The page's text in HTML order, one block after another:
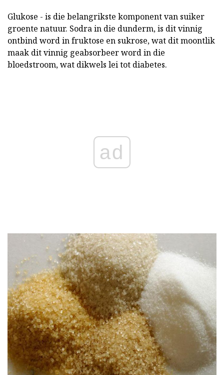
Glukose - is die belangrikste komponent van suiker
groente natuur. Sodra in die dunderm, is dit vinnig
ontbind word in fruktose en sukrose, wat dit moontlik
maak dit vinnig geabsorbeer word in die
bloedstroom, wat dikwels lei tot diabetes.
ad